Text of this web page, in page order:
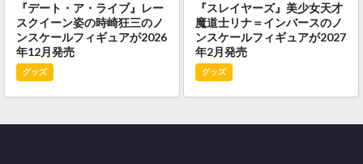
『デート・ア・ライブ』レー
スクイーン姿の時崎狂三のノ
ンスケールフィギュアが2026
年12月発売
グッズ
『スレイヤーズ』美少女天才
魔道士リナ＝インバースのノ
ンスケールフィギュアが2027
年2月発売
グッズ